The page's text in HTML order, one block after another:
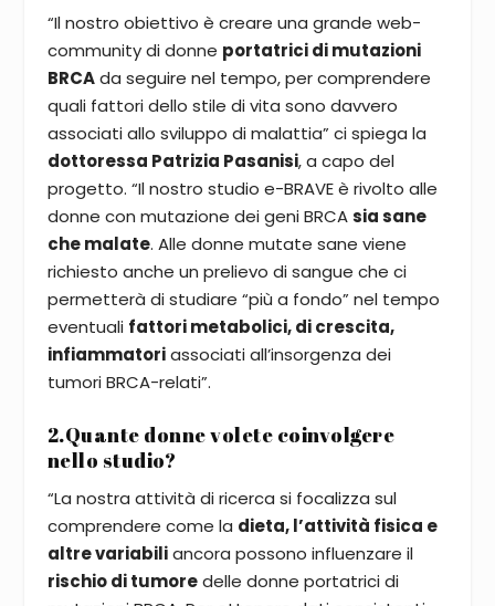
“Il nostro obiettivo è creare una grande web-
community di donne portatrici di mutazioni
BRCAda seguire nel tempo, per comprendere
quali fattori dello stile di vita sono davvero
associati allo sviluppo di malattia” ci spiega la
dottoressa Patrizia Pasanisi, a capo del
progetto. “Il nostro studio e-BRAVE è rivolto alle
donne con mutazione dei geni BRCAsia sane
che malate. Alle donne mutate sane viene
richiesto anche un prelievo di sangue che ci
permetterà di studiare “più a fondo” nel tempo
eventuali fattori metabolici, di crescita,
infiammatoriassociati all’insorgenza dei
tumori BRCA-relati”.
2.Quante donne volete coinvolgere
nello studio?
“La nostra attività di ricerca si focalizza sul
comprendere come la dieta, l’attività fisica e
altre variabiliancora possono influenzare il
rischio di tumoredelle donne portatrici di